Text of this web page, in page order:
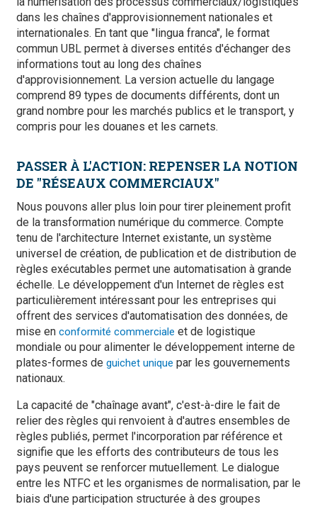
dans les chaînes d'approvisionnement nationales et
internationales. En tant que "lingua franca", le format
commun UBL permet à diverses entités d'échanger des
informations tout au long des chaînes
d'approvisionnement. La version actuelle du langage
comprend 89 types de documents différents, dont un
grand nombre pour les marchés publics et le transport, y
compris pour les douanes et les carnets.
PASSER À L'ACTION: REPENSER LA NOTION
DE "RÉSEAUX COMMERCIAUX"
Nous pouvons aller plus loin pour tirer pleinement profit
de la transformation numérique du commerce. Compte
tenu de l'architecture Internet existante, un système
universel de création, de publication et de distribution de
règles exécutables permet une automatisation à grande
échelle. Le développement d'un Internet de règles est
particulièrement intéressant pour les entreprises qui
offrent des services d'automatisation des données, de
mise en conformité commerciale et de logistique
mondiale ou pour alimenter le développement interne de
plates-formes de guichet unique par les gouvernements
nationaux.
La capacité de "chaînage avant", c'est-à-dire le fait de
relier des règles qui renvoient à d'autres ensembles de
règles publiés, permet l'incorporation par référence et
signifie que les efforts des contributeurs de tous les
pays peuvent se renforcer mutuellement. Le dialogue
entre les NTFC et les organismes de normalisation, par le
biais d'une participation structurée à des groupes